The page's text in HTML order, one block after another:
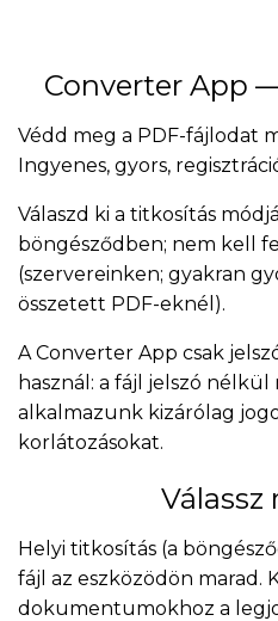
Converter App
Védd meg a PDF-fájlodat
Ingyenes, gyors,
Válaszd ki a titkosítás
böngésződben; nem kell
(szervereinken; gyakran
összetett PDF-eknél).
A Converter App csak
használ: a fájl jelszó
alkalmazunk kizárólag
korlátozásokat.
Válassz
Helyi titkosítás (a
fájl az eszközödön marad.
dokumentumokhoz a